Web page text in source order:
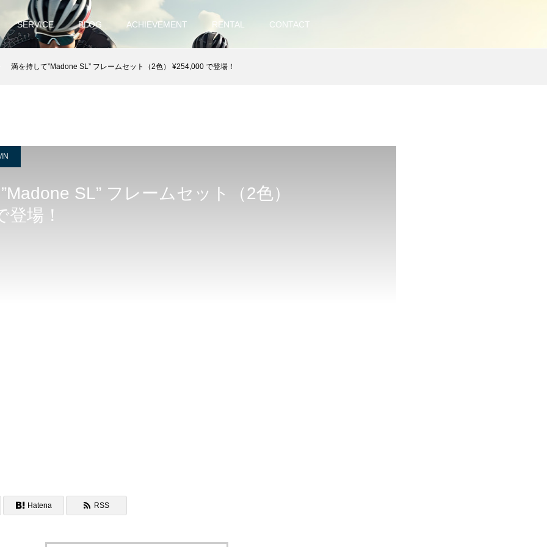
SERVICE BLOG ACHIEVEMENT RENTAL CONTACT
満を持して”Madone SL” フレームセット（2色） ¥254,000 で登場！
SL” フレームセット（2色）
場！
Hatena RSS